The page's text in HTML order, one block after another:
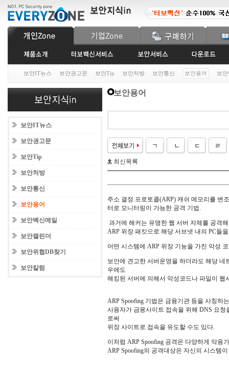
보안IT뉴스 보안권고문 보안Tip 보안처방 보안통신 보안용어 보
보안IT뉴스
보안권고문
보안Tip
보안처방
보안통신
보안용어
보안백신메일
보안캘린더
보안위협DB찾기
보안칼럼
보안용어
최신목록
주소 결정 프로토콜(ARP) 캐쉬 메모리를 변
터로 모니터링이 가능한 공격 기법.
과거에 해커는 유명한 웹 서버 자체를 공격
ARP 위장 패킷으로 해당 서브넷 내의 PC들
어떤 시스템에 ARP 위장 기능을 가진 악성
보안에 견고한 서버운영을 하더라도 해당
우에도
해킹된 서버에 의해서 악성코드나 파일이
ARP Spoofing 기법은 금융기관 등을 사칭하
사용자가 금융사이트 접속을 위해 DNS 요
로써
위장 사이트로 접속을 유도할 수도 있다.
이처럼 ARP Spoofing 공격은 다양하게 악용
ARP Spoofing의 공격대상은 자신의 시스템